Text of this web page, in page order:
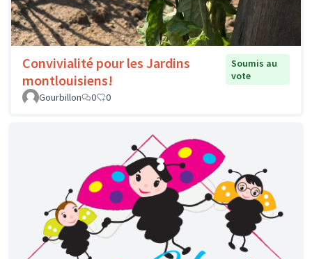
Convivialité pour les Jardins
montlouisiens!
Soumis au
vote
Gourbillon
0 0